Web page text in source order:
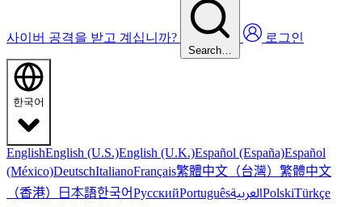
사이버 공격을 받고 계십니까?
Search…
로그인
한국어
EnglishEnglish (U.S.)English (U.K.)Español (España)Español
(México)DeutschItalianoFrançais繁體中文（台灣） 繁體中文
（香港） 日本語한국어РусскийPortuguêsالعربيةPolskiTürkçe